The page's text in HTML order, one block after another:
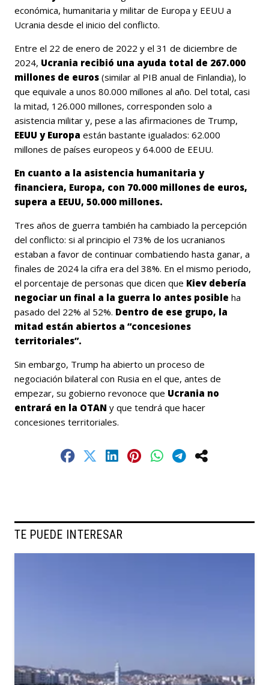
económica, humanitaria y militar de Europa y EEUU a
Ucrania desde el inicio del conflicto.
Entre el 22 de enero de 2022 y el 31 de diciembre de
2024, Ucrania recibió una ayuda total de 267.000
millones de euros (similar al PIB anual de Finlandia), lo
que equivale a unos 80.000 millones al año. Del total, casi
la mitad, 126.000 millones, corresponden solo a
asistencia militar y, pese a las afirmaciones de Trump,
EEUU y Europa están bastante igualados: 62.000
millones de países europeos y 64.000 de EEUU.
En cuanto a la asistencia humanitaria y
financiera, Europa, con 70.000 millones de euros,
supera a EEUU, 50.000 millones.
Tres años de guerra también ha cambiado la percepción
del conflicto: si al principio el 73% de los ucranianos
estaban a favor de continuar combatiendo hasta ganar, a
finales de 2024 la cifra era del 38%. En el mismo periodo,
el porcentaje de personas que dicen que Kiev debería
negociar un final a la guerra lo antes posible ha
pasado del 22% al 52%. Dentro de ese grupo, la
mitad están abiertos a “concesiones
territoriales”.
Sin embargo, Trump ha abierto un proceso de
negociación bilateral con Rusia en el que, antes de
empezar, su gobierno revonoce que Ucrania no
entrará en la OTAN y que tendrá que hacer
concesiones territoriales.
TE PUEDE INTERESAR